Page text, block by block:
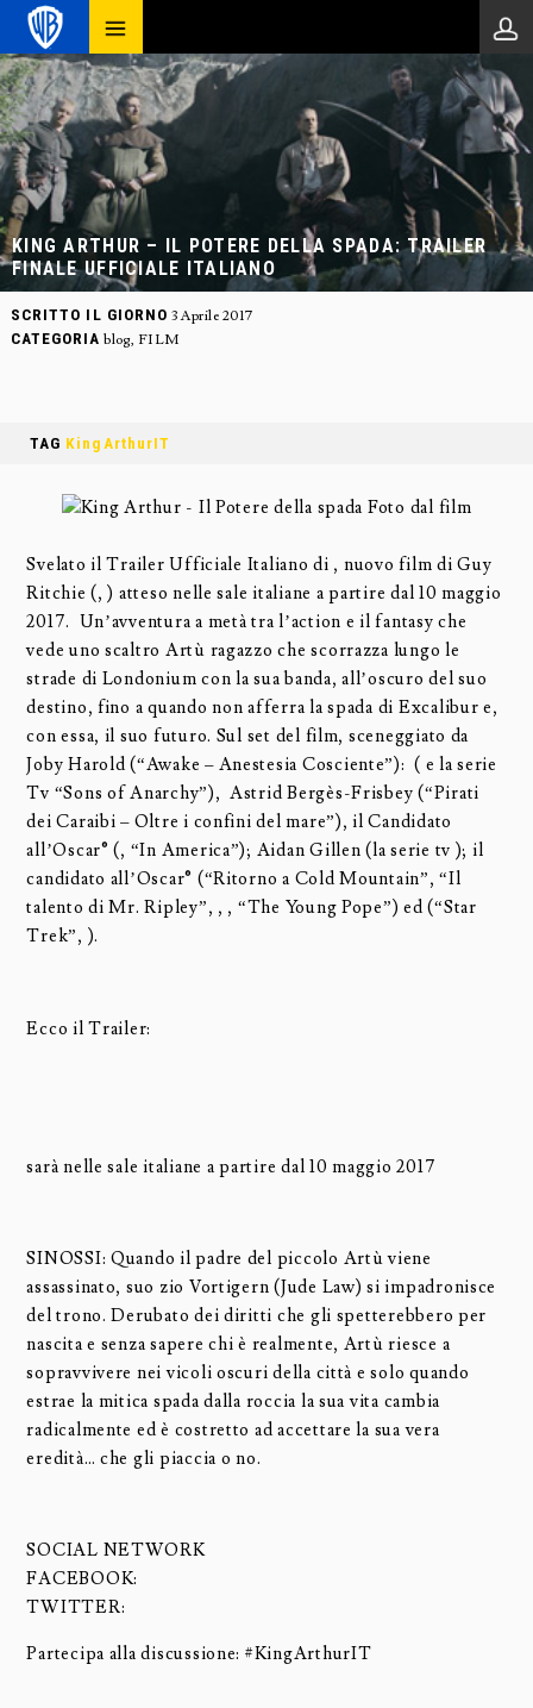
KING ARTHUR – IL POTERE DELLA SPADA: TRAILER
FINALE UFFICIALE ITALIANO
SCRITTO IL GIORNO 3 Aprile 2017
CATEGORIA blog, FILM
TAG KingArthurIT
Svelato il Trailer Ufficiale Italiano di , nuovo film di Guy
Ritchie (, ) atteso nelle sale italiane a partire dal 10 maggio
2017. Un’avventura a metà tra l’action e il fantasy che
vede uno scaltro Artù ragazzo che scorrazza lungo le
strade di Londonium con la sua banda, all’oscuro del suo
destino, fino a quando non afferra la spada di Excalibur e,
con essa, il suo futuro. Sul set del film, sceneggiato da
Joby Harold (“Awake – Anestesia Cosciente”): ( e la serie
Tv “Sons of Anarchy”), Astrid Bergès-Frisbey (“Pirati
dei Caraibi – Oltre i confini del mare”), il Candidato
all’Oscar® (, “In America”); Aidan Gillen (la serie tv ); il
candidato all’Oscar® (“Ritorno a Cold Mountain”, “Il
talento di Mr. Ripley”, , , “The Young Pope”) ed (“Star
Trek”, ).
Ecco il Trailer:
sarà nelle sale italiane a partire dal 10 maggio 2017
SINOSSI: Quando il padre del piccolo Artù viene
assassinato, suo zio Vortigern (Jude Law) si impadronisce
del trono. Derubato dei diritti che gli spetterebbero per
nascita e senza sapere chi è realmente, Artù riesce a
sopravvivere nei vicoli oscuri della città e solo quando
estrae la mitica spada dalla roccia la sua vita cambia
radicalmente ed è costretto ad accettare la sua vera
eredità… che gli piaccia o no.
SOCIAL NETWORK
FACEBOOK:
TWITTER:
Partecipa alla discussione: #KingArthurIT